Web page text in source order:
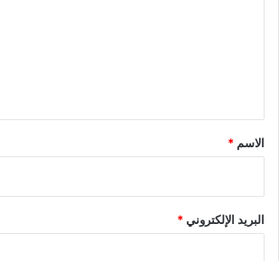
*
الاسم *
البريد الإلكتروني*